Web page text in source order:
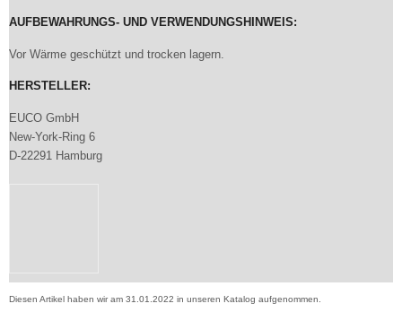
AUFBEWAHRUNGS- UND VERWENDUNGSHINWEIS:
Vor Wärme geschützt und trocken lagern.
HERSTELLER:
EUCO GmbH
New-York-Ring 6
D-22291 Hamburg
Diesen Artikel haben wir am 31.01.2022 in unseren Katalog aufgenommen.